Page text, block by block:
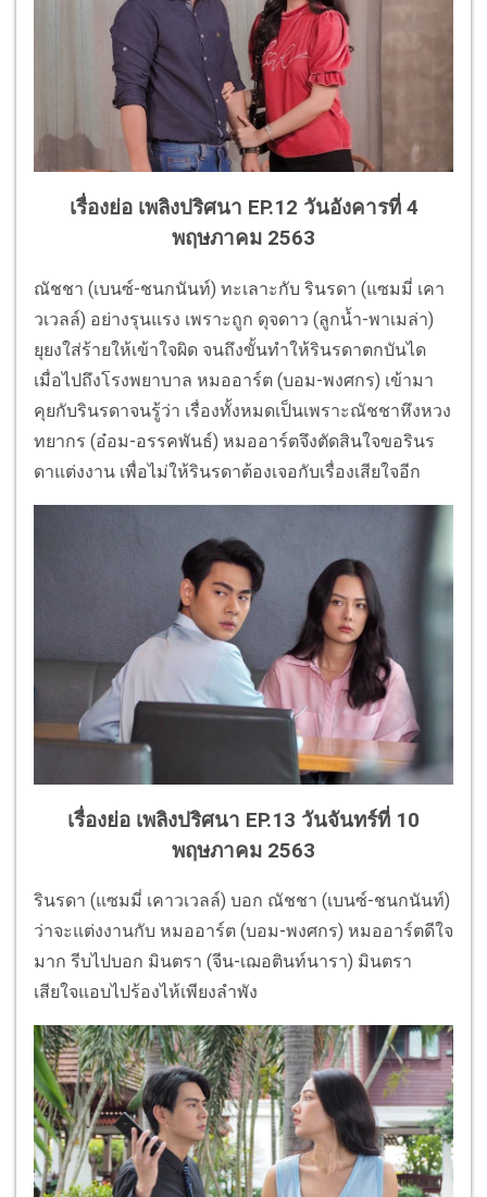
เรื่องย่อ เพลิงปริศนา EP.12 วันอังคารที่ 4
พฤษภาคม 2563
ณัชชา (เบนซ์-ชนกนันท์) ทะเลาะกับ รินรดา (แซมมี่ เคา
วเวลล์) อย่างรุนแรง เพราะถูก ดุจดาว (ลูกน้ำ-พาเมล่า)
ยุยงใส่ร้ายให้เข้าใจผิด จนถึงขั้นทำให้รินรดาตกบันได
เมื่อไปถึงโรงพยาบาล หมออาร์ต (บอม-พงศกร) เข้ามา
คุยกับรินรดาจนรู้ว่า เรื่องทั้งหมดเป็นเพราะณัชชาหึงหวง
ทยากร (อ๋อม-อรรคพันธ์) หมออาร์ตจึงตัดสินใจขอรินร
ดาแต่งงาน เพื่อไม่ให้รินรดาต้องเจอกับเรื่องเสียใจอีก
เรื่องย่อ เพลิงปริศนา EP.13 วันจันทร์ที่ 10
พฤษภาคม 2563
รินรดา (แซมมี่ เคาวเวลล์) บอก ณัชชา (เบนซ์-ชนกนันท์)
ว่าจะแต่งงานกับ หมออาร์ต (บอม-พงศกร) หมออาร์ตดีใจ
มาก รีบไปบอก มินตรา (จีน-เฌอตินท์นารา) มินตรา
เสียใจแอบไปร้องไห้เพียงลำพัง